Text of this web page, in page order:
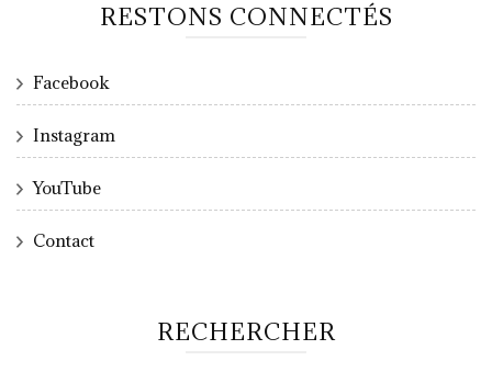
RESTONS CONNECTÉS
Facebook
Instagram
YouTube
Contact
RECHERCHER